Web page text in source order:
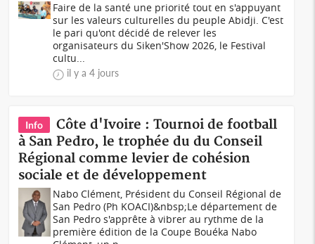
Faire de la santé une priorité tout en s'appuyant
sur les valeurs culturelles du peuple Abidji. C'est
le pari qu'ont décidé de relever les
organisateurs du Siken'Show 2026, le Festival
cultu...
il y a 4 jours
Info
Côte d'Ivoire : Tournoi de football
à San Pedro, le trophée du du Conseil
Régional comme levier de cohésion
sociale et de développement
Nabo Clément, Président du Conseil Régional de
San Pedro (Ph KOACI)&nbsp;Le département de
San Pedro s'apprête à vibrer au rythme de la
première édition de la Coupe Bouéka Nabo